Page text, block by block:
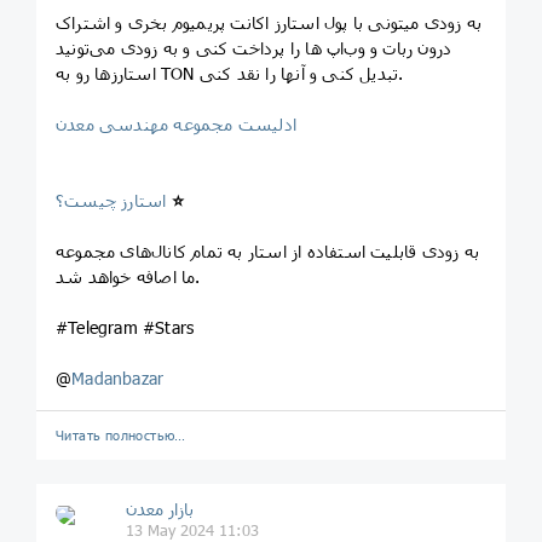
به زودی میتونی با پول استارز اکانت پریمیوم بخری و اشتراک
درون ربات و وب‌اپ ها‌ را پرداخت کنی و به زودی می‌تونید
استارزها رو به TON تبدیل کنی و آنها را نقد کنی.
ادلیست مجموعه مهندسی معدن
⭐️
به زودی قابلیت استفاده از استار به تمام کانال‌های مجموعه
ما اصافه خواهد شد.
#Telegram #Stars
@Madanbazar
Читать полностью…
بازار معدن
13 May 2024 11:03